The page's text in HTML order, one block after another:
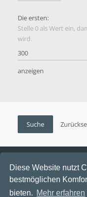
Diese Website nutzt
bestmöglichen
bieten. Mehr erfahren
Die ersten:
Stelle 0 als Wert ein,
wird.
anzeigen
Funga Austria FAQ
Alle
Aktuelle